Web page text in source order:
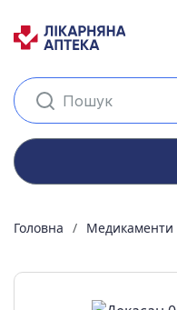
Головна Медикаменти